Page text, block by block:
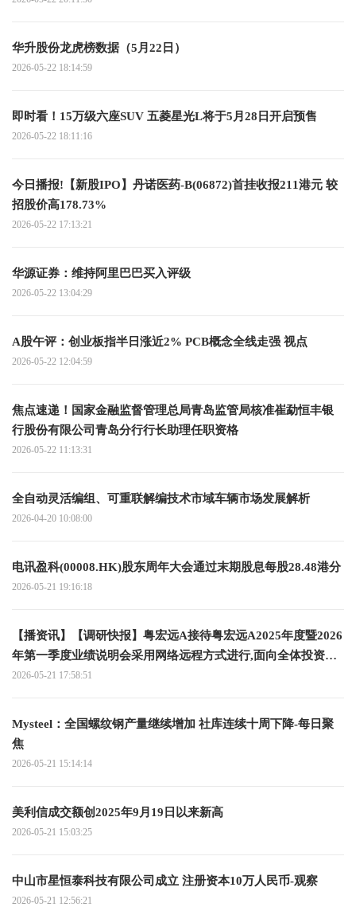
华升股份龙虎榜数据（5月22日）
2026-05-22 18:14:59
即时看！15万级六座SUV 五菱星光L将于5月28日开启预售
2026-05-22 18:11:16
今日播报!【新股IPO】丹诺医药-B(06872)首挂收报211港元 较
招股价高178.73%
2026-05-22 17:13:21
华源证券：维持阿里巴巴买入评级
2026-05-22 13:04:29
A股午评：创业板指半日涨近2% PCB概念全线走强 视点
2026-05-22 12:04:59
焦点速递！国家金融监督管理总局青岛监管局核准崔勐恒丰银
行股份有限公司青岛分行行长助理任职资格
2026-05-22 11:13:31
全自动灵活编组、可重联解编技术市域车辆市场发展解析
2026-04-20 10:08:00
电讯盈科(00008.HK)股东周年大会通过末期股息每股28.48港分
2026-05-21 19:16:18
【播资讯】【调研快报】粤宏远A接待粤宏远A2025年度暨2026
年第一季度业绩说明会采用网络远程方式进行,面向全体投资者
调研
2026-05-21 17:58:51
Mysteel：全国螺纹钢产量继续增加 社库连续十周下降-每日聚
焦
2026-05-21 15:14:14
美利信成交额创2025年9月19日以来新高
2026-05-21 15:03:25
中山市星恒泰科技有限公司成立 注册资本10万人民币-观察
2026-05-21 12:56:21